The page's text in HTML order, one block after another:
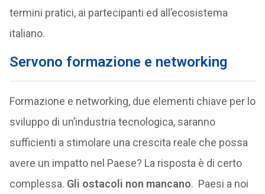
termini pratici, ai partecipanti ed all’ecosistema
italiano.
Servono formazione e networking
Formazione e networking, due elementi chiave per lo
sviluppo di un’industria tecnologica, saranno
sufficienti a stimolare una crescita reale che possa
avere un impatto nel Paese? La risposta è di certo
complessa. Gli ostacoli non mancano. Paesi a noi